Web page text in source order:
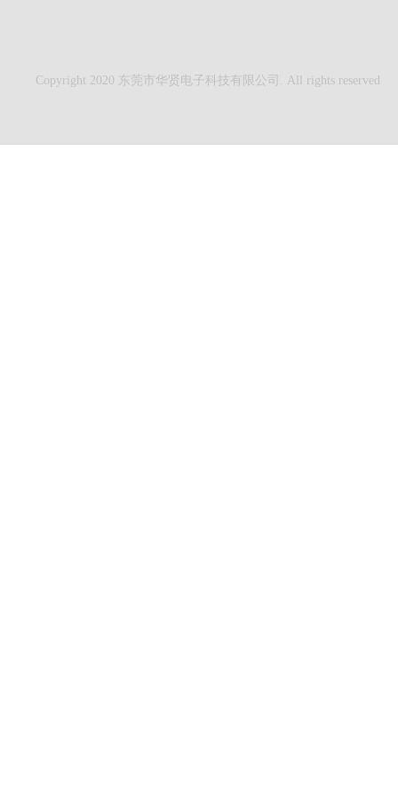
Copyright 2020 东莞市华贤电子科技有限公司. All rights reserved